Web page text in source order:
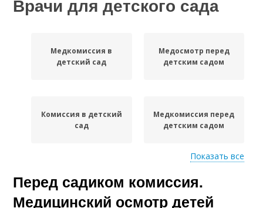
Врачи для детского сада
Медкомиссия в
детский сад
Медосмотр перед
детским садом
Комиссия в детский
сад
Медкомиссия перед
детским садом
Детская
медкомиссия
Детские комиссии
Показать все
Перед садиком комиссия.
Медицинский осмотр детей